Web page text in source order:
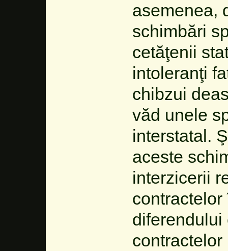
asemenea,
schimbări
cetăţenii
intoleranţi
chibzui
văd unele
interstatal.
aceste
interzicerii
diferendului